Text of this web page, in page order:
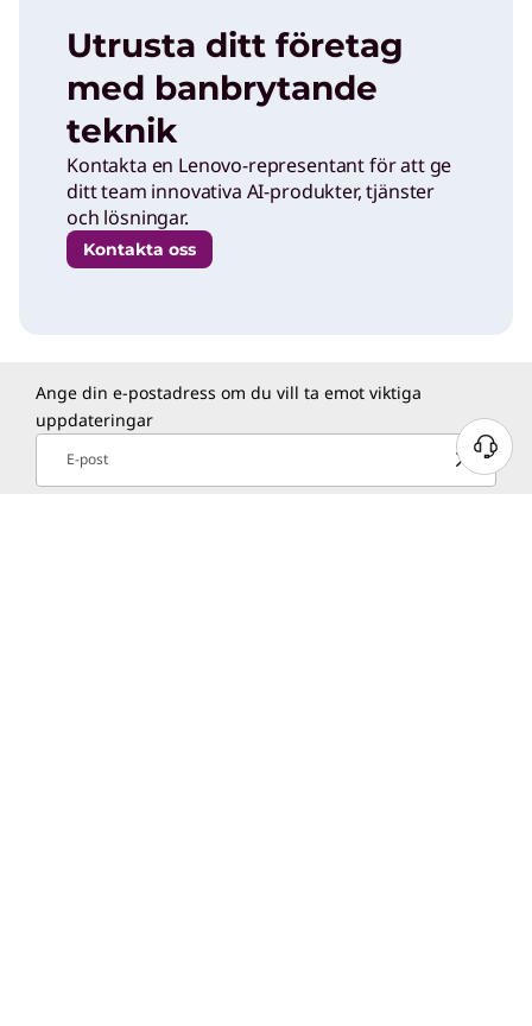
Utrusta ditt företag
med banbrytande
teknik
Kontakta en Lenovo-representant för att ge
ditt team innovativa AI-produkter, tjänster
och lösningar.
Kontakta oss
Ange din e-postadress om du vill ta emot viktiga
uppdateringar
E-post